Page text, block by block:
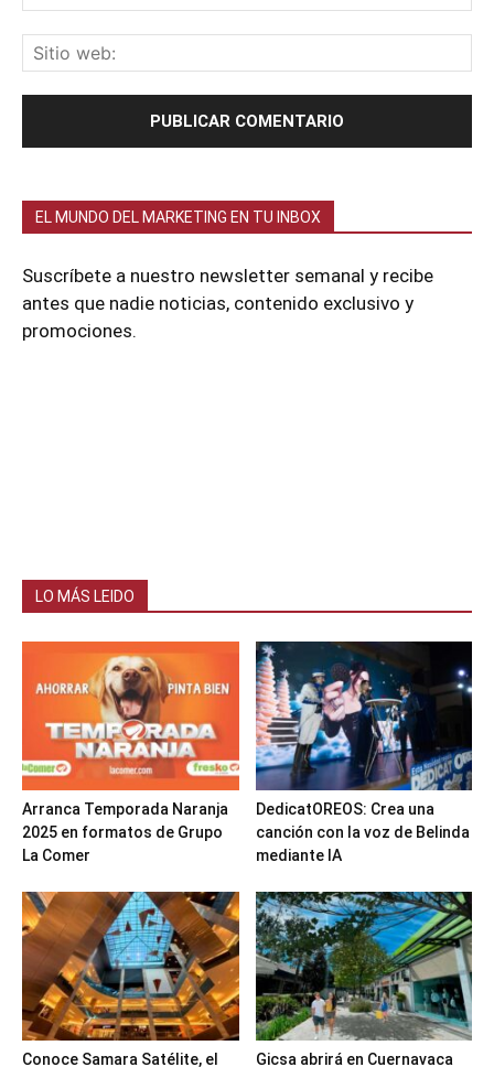
EL MUNDO DEL MARKETING EN TU INBOX
Suscríbete a nuestro newsletter semanal y recibe
antes que nadie noticias, contenido exclusivo y
promociones.
LO MÁS LEIDO
Arranca Temporada Naranja
2025 en formatos de Grupo
La Comer
DedicatOREOS: Crea una
canción con la voz de Belinda
mediante IA
Conoce Samara Satélite, el Gicsa abrirá en Cuernavaca